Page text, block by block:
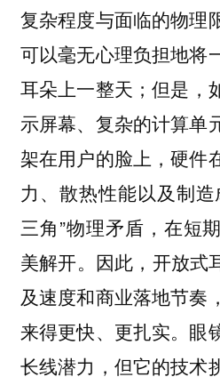
复杂程度与面临的物理
可以毫无心理负担地将
耳朵上一整天；但是，
示屏幕、复杂的计算单
架在用户的脸上，硬件
力、散热性能以及制
三角”物理矛盾，在短
美解开。因此，开放式
及速度和商业落地节奏
来得更快、更扎实。眼
长线潜力，但它的技术